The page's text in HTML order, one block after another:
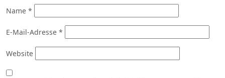
Name *
E-Mail-Adresse *
Website